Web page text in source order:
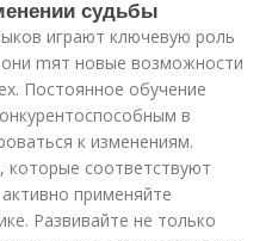
судьбы
играют ключевую роль
mят новые возможности
Постоянное обучение
в
к изменениям.
которые соответствуют
применяйте
Развивайте не только